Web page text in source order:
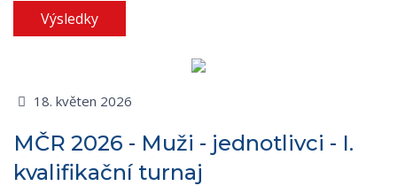
Výsledky
18. květen 2026
MČR 2026 - Muži - jednotlivci - I.
kvalifikační turnaj